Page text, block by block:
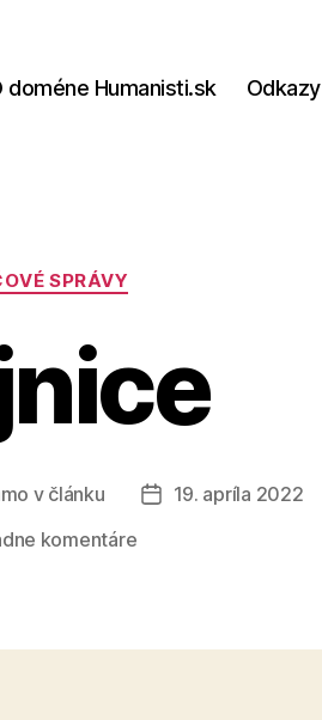
doméne Humanisti.sk Odkazy
Kategórie
SPRÁVY
v článku
Dátum
19. apríla 2022
komentárena